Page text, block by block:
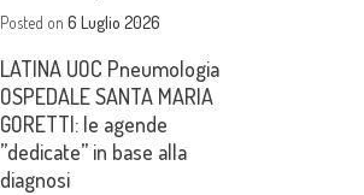
Posted on6 Luglio 2026
LATINA UOC Pneumologia
OSPEDALE SANTA MARIA
GORETTI: le agende
”dedicate” in base alla
diagnosi